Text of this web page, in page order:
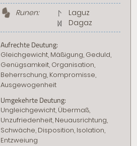
Runen:
Laguz
Dagaz
Aufrechte Deutung:
Gleichgewicht, Mäßigung, Geduld,
Genügsamkeit, Organisation,
Beherrschung, Kompromisse,
Ausgewogenheit
Umgekehrte Deutung:
Ungleichgewicht, Übermaß,
Unzufriedenheit, Neuausrichtung,
Schwäche, Disposition, Isolation,
Entzweiung